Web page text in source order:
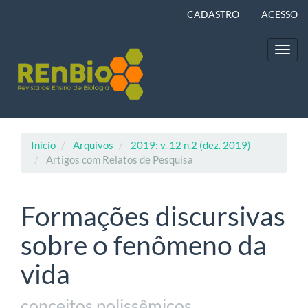
Barra
Lateral
CADASTRO ACESSO
Início Arquivos
2019: v. 12 n.2 (dez. 2019)
Artigos com Relatos de Pesquisa
Formações discursivas
sobre o fenômeno da
vida